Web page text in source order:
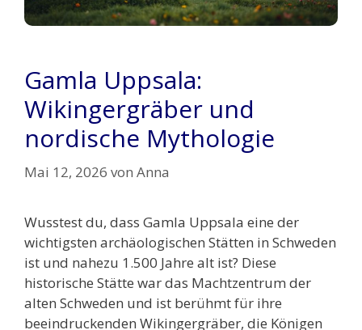
Gamla Uppsala:
Wikingergräber und
nordische Mythologie
Mai 12, 2026 von Anna
Wusstest du, dass Gamla Uppsala eine der
wichtigsten archäologischen Stätten in Schweden
ist und nahezu 1.500 Jahre alt ist? Diese
historische Stätte war das Machtzentrum der
alten Schweden und ist berühmt für ihre
beeindruckenden Wikingergräber, die Königen